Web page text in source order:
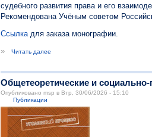
судебного развития права и его
Рекомендована Учёным советом
Ссылкадля заказа монографии.
»
Читать далее
Общетеоретические и
Опубликовано msp в Втр, 30/06/2026 - 15:10
Публикации